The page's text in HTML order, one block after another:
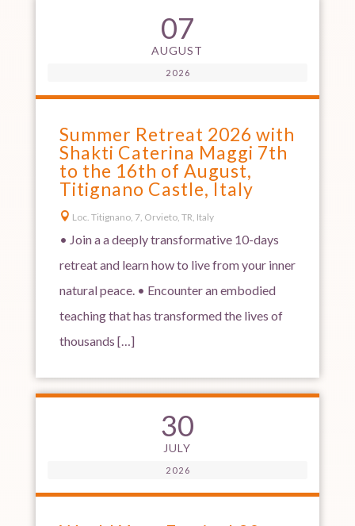
07
AUGUST
2026
Summer Retreat 2026 with
Shakti Caterina Maggi 7th
to the 16th of August,
Titignano Castle, Italy
 Loc. Titignano, 7, Orvieto, TR, Italy
• Join a a deeply transformative 10-days
retreat and learn how to live from your inner
natural peace. • Encounter an embodied
teaching that has transformed the lives of
thousands […]
30
JULY
2026